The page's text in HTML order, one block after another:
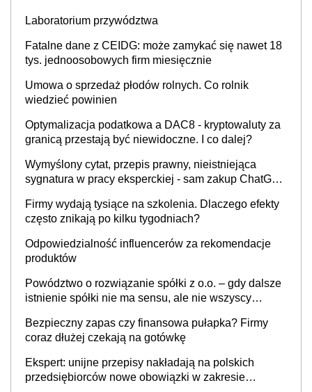
Laboratorium przywództwa
Fatalne dane z CEIDG: może zamykać się nawet 18
tys. jednoosobowych firm miesięcznie
Umowa o sprzedaż płodów rolnych. Co rolnik
wiedzieć powinien
Optymalizacja podatkowa a DAC8 - kryptowaluty za
granicą przestają być niewidoczne. I co dalej?
Wymyślony cytat, przepis prawny, nieistniejąca
sygnatura w pracy eksperckiej - sam zakup ChatGPT
Firmy wydają tysiące na szkolenia. Dlaczego efekty
często znikają po kilku tygodniach?
Odpowiedzialność influencerów za rekomendacje
produktów
Powództwo o rozwiązanie spółki z o.o. – gdy dalsze
istnienie spółki nie ma sensu, ale nie wszyscy
Bezpieczny zapas czy finansowa pułapka? Firmy
coraz dłużej czekają na gotówkę
Ekspert: unijne przepisy nakładają na polskich
przedsiębiorców nowe obowiązki w zakresie